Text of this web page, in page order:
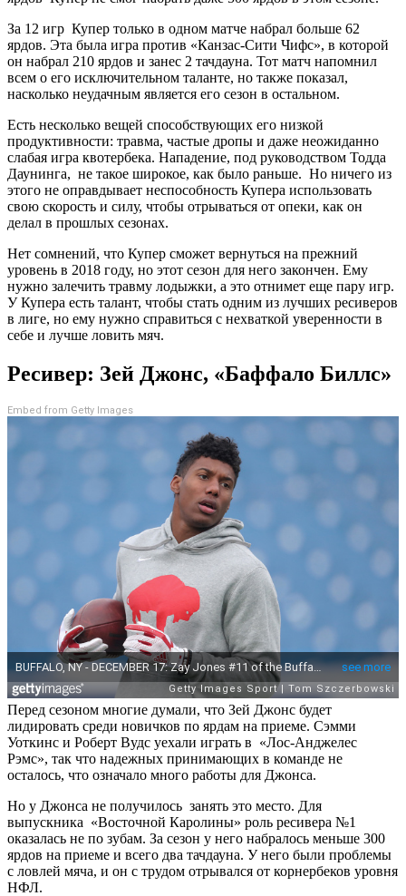
За 12 игр Купер только в одном матче набрал больше 62
ярдов. Эта была игра против «Канзас-Сити Чифс», в которой
он набрал 210 ярдов и занес 2 тачдауна. Тот матч напомнил
всем о его исключительном таланте, но также показал,
насколько неудачным является его сезон в остальном.
Есть несколько вещей способствующих его низкой
продуктивности: травма, частые дропы и даже неожиданно
слабая игра квотербека. Нападение, под руководством Тодда
Даунинга, не такое широкое, как было раньше. Но ничего из
этого не оправдывает неспособность Купера использовать
свою скорость и силу, чтобы отрываться от опеки, как он
делал в прошлых сезонах.
Нет сомнений, что Купер сможет вернуться на прежний
уровень в 2018 году, но этот сезон для него закончен. Ему
нужно залечить травму лодыжки, а это отнимет еще пару игр.
У Купера есть талант, чтобы стать одним из лучших ресиверов
в лиге, но ему нужно справиться с нехваткой уверенности в
себе и лучше ловить мяч.
Ресивер: Зей Джонс, «Баффало Биллс»
Embed from Getty Images
Перед сезоном многие думали, что Зей Джонс будет
лидировать среди новичков по ярдам на приеме. Сэмми
Уоткинс и Роберт Вудс уехали играть в «Лос-Анджелес
Рэмс», так что надежных принимающих в команде не
осталось, что означало много работы для Джонса.
Но у Джонса не получилось занять это место. Для
выпускника «Восточной Каролины» роль ресивера №1
оказалась не по зубам. За сезон у него набралось меньше 300
ярдов на приеме и всего два тачдауна. У него были проблемы
с ловлей мяча, и он с трудом отрывался от корнербеков уровня
НФЛ.